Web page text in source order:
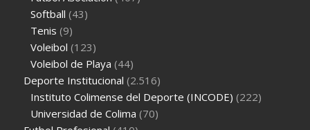
Softball (43)
Tenis (9)
Voleibol (123)
Voleibol de Playa (44)
Deporte Institucional (2.516)
Instituto Colimense del Deporte (INCODE) (222)
Universidad de Colima (70)